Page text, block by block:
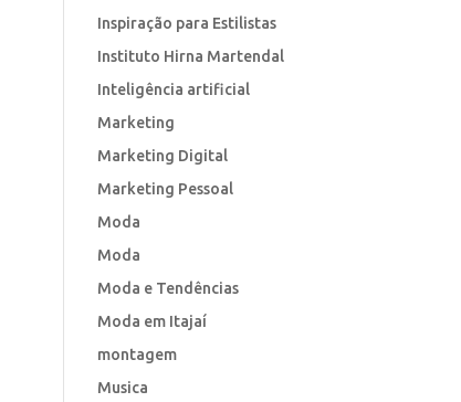
Inspiração para Estilistas
Instituto Hirna Martendal
Inteligência artificial
Marketing
Marketing Digital
Marketing Pessoal
Moda
Moda
Moda e Tendências
Moda em Itajaí
montagem
Musica